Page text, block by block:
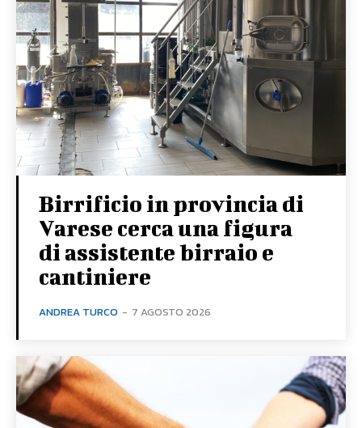
Birrificio in provincia di
Varese cerca una figura
di assistente birraio e
cantiniere
ANDREA TURCO - 7 AGOSTO 2026